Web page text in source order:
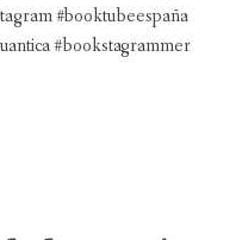
#booktubeespaña
#bookstagrammer